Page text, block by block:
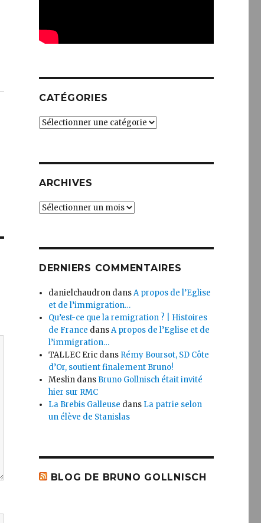
CATÉGORIES
Catégories
ARCHIVES
Archives
DERNIERS COMMENTAIRES
danielchaudron dansA propos de l’Eglise
et de l’immigration…
Qu’est-ce que la remigration ? | Histoires
de France dansA propos de l’Eglise et de
l’immigration…
TALLEC Eric dans Rémy Boursot, SD Côte
d’Or, soutient finalement Bruno!
Meslin dans Bruno Gollnisch était invité
hier sur RMC
La Brebis Galleuse dans La patrie selon
un élève de Stanislas
BLOG DE BRUNO GOLLNISCH